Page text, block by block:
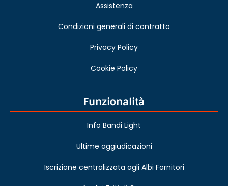
Assistenza
Condizioni generali di contratto
Privacy Policy
Cookie Policy
Funzionalità
Info Bandi Light
Ultime aggiudicazioni
Iscrizione centralizzata agli Albi Fornitori